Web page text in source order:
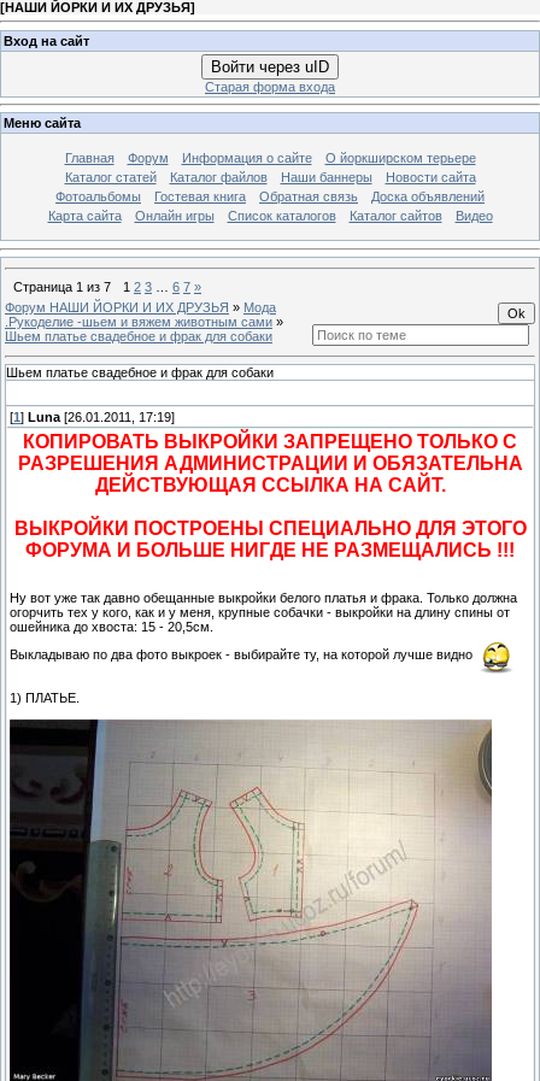
[НАШИ ЙОРКИ И ИХ ДРУЗЬЯ]
Вход на сайт
Войти через uID
Старая форма входа
Меню сайта
Главная Форум Информация о сайте
О йоркширском терьере
Каталог статей
Каталог файлов Наши баннеры
Новости сайта
Фотоальбомы
Гостевая книга Обратная связь
Доска объявлений
Карта сайта
Онлайн игры Список каталогов Каталог сайтов Видео
Страница 1 из 7 1 2 3 6 7 »
Форум НАШИ ЙОРКИ И ИХ ДРУЗЬЯ » Мода
.Рукоделие -шьем и вяжем животным сами »
Шьем платье свадебное и фрак для собаки
Шьем платье свадебное и фрак для собаки
[1 ] Luna [26.01.2011, 17:19]
КОПИРОВАТЬ ВЫКРОЙКИ ЗАПРЕЩЕНО ТОЛЬКО С
РАЗРЕШЕНИЯ АДМИНИСТРАЦИИ И ОБЯЗАТЕЛЬНА
ДЕЙСТВУЮЩАЯ ССЫЛКА НА САЙТ.
ВЫКРОЙКИ ПОСТРОЕНЫ СПЕЦИАЛЬНО ДЛЯ ЭТОГО
ФОРУМА И БОЛЬШЕ НИГДЕ НЕ РАЗМЕЩАЛИСЬ !!!
Ну вот уже так давно обещанные выкройки белого платья и фрака. Только должна
огорчить тех у кого, как и у меня, крупные собачки - выкройки на длину спины от
ошейника до хвоста: 15 - 20,5см.
Выкладываю по два фото выкроек - выбирайте ту, на которой лучше видно
1) ПЛАТЬЕ.